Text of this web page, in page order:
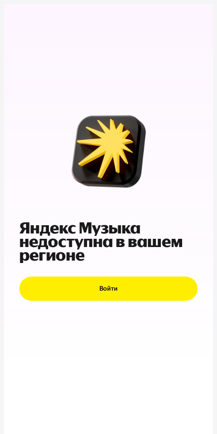
Яндекс Музыка
недоступна в вашем
регионе
Войти